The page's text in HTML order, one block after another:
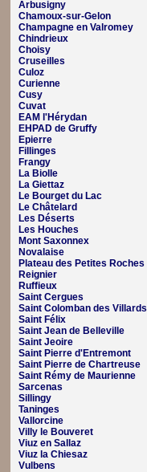
Arbusigny
Chamoux-sur-Gelon
Champagne en Valromey
Chindrieux
Choisy
Cruseilles
Culoz
Curienne
Cusy
Cuvat
EAM l'Hérydan
EHPAD de Gruffy
Epierre
Fillinges
Frangy
La Biolle
La Giettaz
Le Bourget du Lac
Le Châtelard
Les Déserts
Les Houches
Mont Saxonnex
Novalaise
Plateau des Petites Roches
Reignier
Ruffieux
Saint Cergues
Saint Colomban des Villards
Saint Félix
Saint Jean de Belleville
Saint Jeoire
Saint Pierre d'Entremont
Saint Pierre de Chartreuse
Saint Rémy de Maurienne
Sarcenas
Sillingy
Taninges
Vallorcine
Villy le Bouveret
Viuz en Sallaz
Viuz la Chiesaz
Vulbens